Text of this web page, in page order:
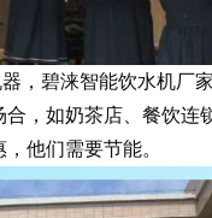
，碧涞智能饮水机厂
，如奶茶店、餐饮连
他们需要节能。